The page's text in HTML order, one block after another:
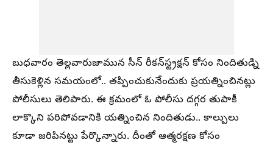
బుధవారం తెల్లవారుజామున సీన్‌ రీకన్‌స్ట్రక్షన్‌ కోసం నిందితుడ్ని
తీసుకెళ్లిన సమయంలో.. తప్పించుకునేందుకు ప్రయత్నించినట్లు
పోలీసులు తెలిపారు. ఈ క్రమంలో ఓ పోలీసు దగ్గర తుపాకీ
లాక్కొని పరిపోవడానికి యత్నించిన నిందితుడు.. కాల్పులు
కూడా జరిపినట్టు పేర్కొన్నారు. దీంతో ఆత్మరక్షణ కోసం